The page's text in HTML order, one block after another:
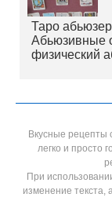
Таро
Абьюзивные
физический
Вкусные рецепты
легко и просто
При
изменение текста,